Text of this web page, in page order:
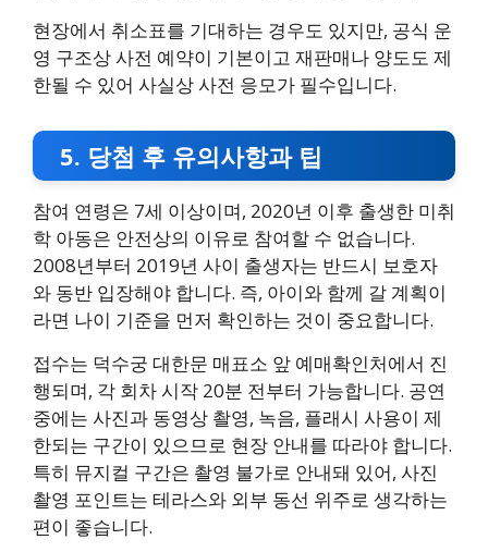
현장에서 취소표를 기대하는 경우도 있지만, 공식 운
영 구조상 사전 예약이 기본이고 재판매나 양도도 제
한될 수 있어 사실상 사전 응모가 필수입니다.
5. 당첨 후 유의사항과 팁
참여 연령은 7세 이상이며, 2020년 이후 출생한 미취
학 아동은 안전상의 이유로 참여할 수 없습니다.
2008년부터 2019년 사이 출생자는 반드시 보호자
와 동반 입장해야 합니다. 즉, 아이와 함께 갈 계획이
라면 나이 기준을 먼저 확인하는 것이 중요합니다.
접수는 덕수궁 대한문 매표소 앞 예매확인처에서 진
행되며, 각 회차 시작 20분 전부터 가능합니다. 공연
중에는 사진과 동영상 촬영, 녹음, 플래시 사용이 제
한되는 구간이 있으므로 현장 안내를 따라야 합니다.
특히 뮤지컬 구간은 촬영 불가로 안내돼 있어, 사진
촬영 포인트는 테라스와 외부 동선 위주로 생각하는
편이 좋습니다.